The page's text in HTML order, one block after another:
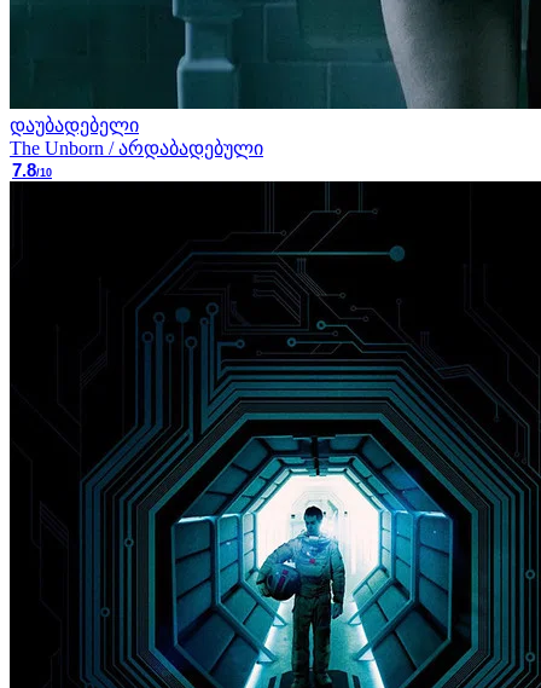
დაუბადებელი
The Unborn / არდაბადებული
7.8/10